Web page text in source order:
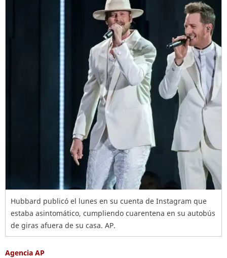
Hubbard publicó el lunes en su cuenta de Instagram que
estaba asintomático, cumpliendo cuarentena en su autobús
de giras afuera de su casa. AP.
Agencia AP